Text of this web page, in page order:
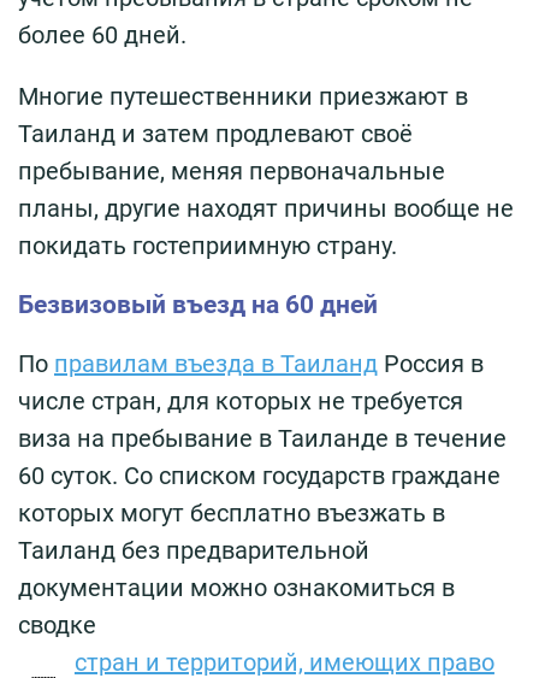
более 60 дней.
Многие путешественники приезжают в
Таиланд и затем продлевают своё
пребывание, меняя первоначальные
планы, другие находят причины вообще не
покидать гостеприимную страну.
Безвизовый въезд на 60 дней
По правилам въезда в Таиланд Россия в
числе стран, для которых не требуется
виза на пребывание в Таиланде в течение
60 суток. Со списком государств граждане
которых могут бесплатно въезжать в
Таиланд без предварительной
документации можно ознакомиться в
сводке
стран и территорий, имеющих право